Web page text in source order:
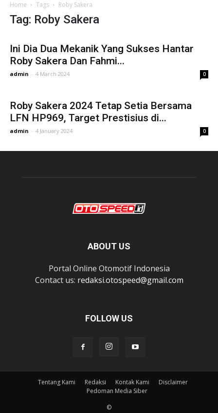
Home Tags Roby Sakera
Tag: Roby Sakera
Ini Dia Dua Mekanik Yang Sukses Hantar
Roby Sakera Dan Fahmi...
admin - 4 March 2024 0
Roby Sakera 2024 Tetap Setia Bersama
LFN HP969, Target Prestisius di...
admin - 4 January 2024 0
ABOUT US
Portal Online Otomotif Indonesia
Contact us: redaksi.otospeed@gmail.com
FOLLOW US
Tentang Kami Redaksi Kontak Kami
Disclaimer
Pedoman Media Siber
©